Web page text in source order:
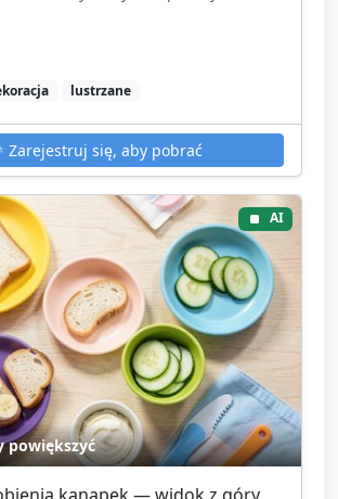
lustrzane
Zarejestruj się, aby pobrać
AI
powiększyć